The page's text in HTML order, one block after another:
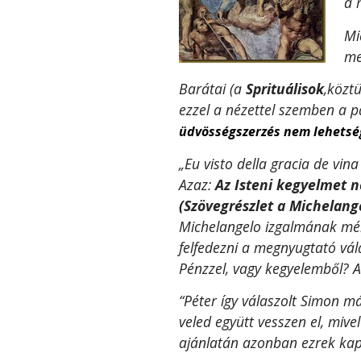
Barátai (a Sprituálisok
ezzel a nézettel szemben a
üdvösségszerzés nem
„Eu visto della gracia de
Azaz:Az Isteni kegyelmet
(Szövegrészlet a
Michelangelo izgalmának
felfedezni a megnyugtató
Pénzzel, vagy
“Péter így válaszolt Simon
veled együtt vesszen el,
ajánlatán azonban ezrek